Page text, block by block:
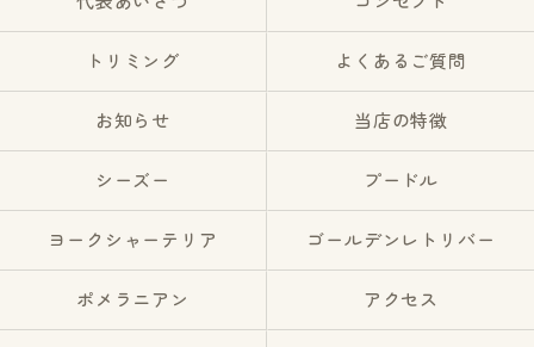
トリミング よくあるご質問
お知らせ 当店の特徴
シーズー プードル
ヨークシャーテリア ゴールデンレトリバー
ポメラニアン アクセス